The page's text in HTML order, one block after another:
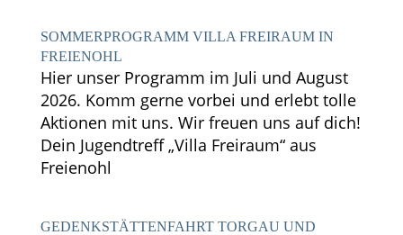
SOMMERPROGRAMM VILLA FREIRAUM IN
FREIENOHL
Hier unser Programm im Juli und August
2026. Komm gerne vorbei und erlebt tolle
Aktionen mit uns. Wir freuen uns auf dich!
Dein Jugendtreff „Villa Freiraum“ aus
Freienohl
GEDENKSTÄTTENFAHRT TORGAU UND